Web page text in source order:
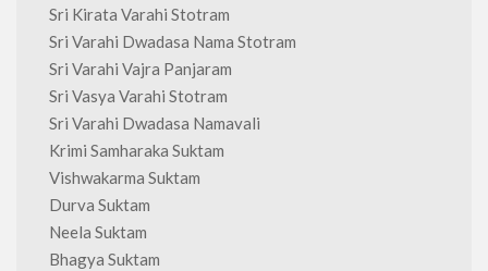
Sri Kirata Varahi Stotram
Sri Varahi Dwadasa Nama Stotram
Sri Varahi Vajra Panjaram
Sri Vasya Varahi Stotram
Sri Varahi Dwadasa Namavali
Krimi Samharaka Suktam
Vishwakarma Suktam
Durva Suktam
Neela Suktam
Bhagya Suktam